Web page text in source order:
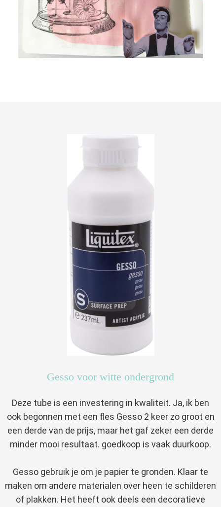
Gesso voor witte ondergrond
Deze tube is een investering in kwaliteit. Ja, ik ben
ook begonnen met een fles Gesso 2 keer zo groot en
een derde van de prijs, maar het gaf zeker een derde
minder mooi resultaat. goedkoop is vaak duurkoop.
Gesso gebruik je om je papier te gronden. Klaar te
maken om andere materialen over heen te schilderen
of plakken. Het heeft ook deels een decoratieve